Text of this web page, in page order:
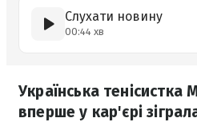
Слухати новину
00:44 хв
Українська
вперше у кар'єрі